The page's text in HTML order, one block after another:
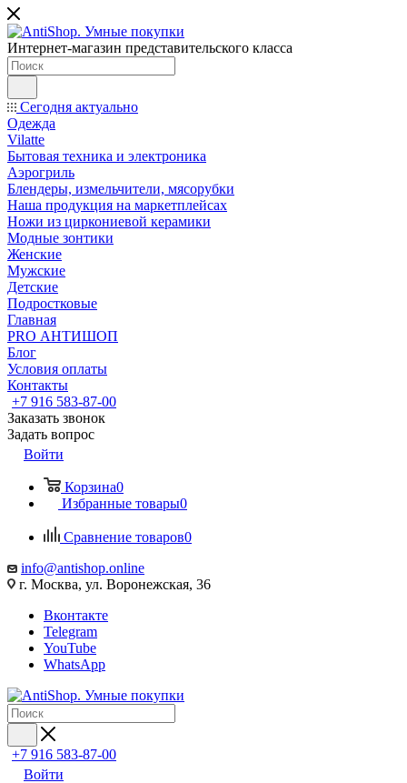
Интернет-магазин представительского класса
Сегодня актуально
Одежда
Vilatte
Бытовая техника и электроника
Аэрогриль
Блендеры, измельчители, мясорубки
Наша продукция на маркетплейсах
Ножи из циркониевой керамики
Модные зонтики
Женские
Мужские
Детские
Подростковые
Главная
PRO АНТИШОП
Блог
Условия оплаты
Контакты
+7 916 583-87-00
Заказать звонок
Задать вопрос
Войти
Корзина0
Избранные товары0
Сравнение товаров0
info@antishop.online
г. Москва, ул. Воронежская, 36
Вконтакте
Telegram
YouTube
WhatsApp
+7 916 583-87-00
Войти